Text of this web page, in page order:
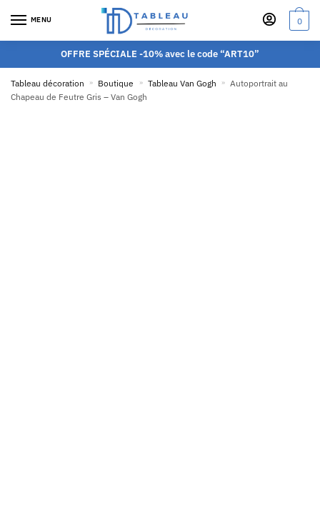
MENU 0
OFFRE SPÉCIALE -10% avec le code “ART10”
Tableau décoration » Boutique » Tableau Van Gogh » Autoportrait au
Chapeau de Feutre Gris – Van Gogh